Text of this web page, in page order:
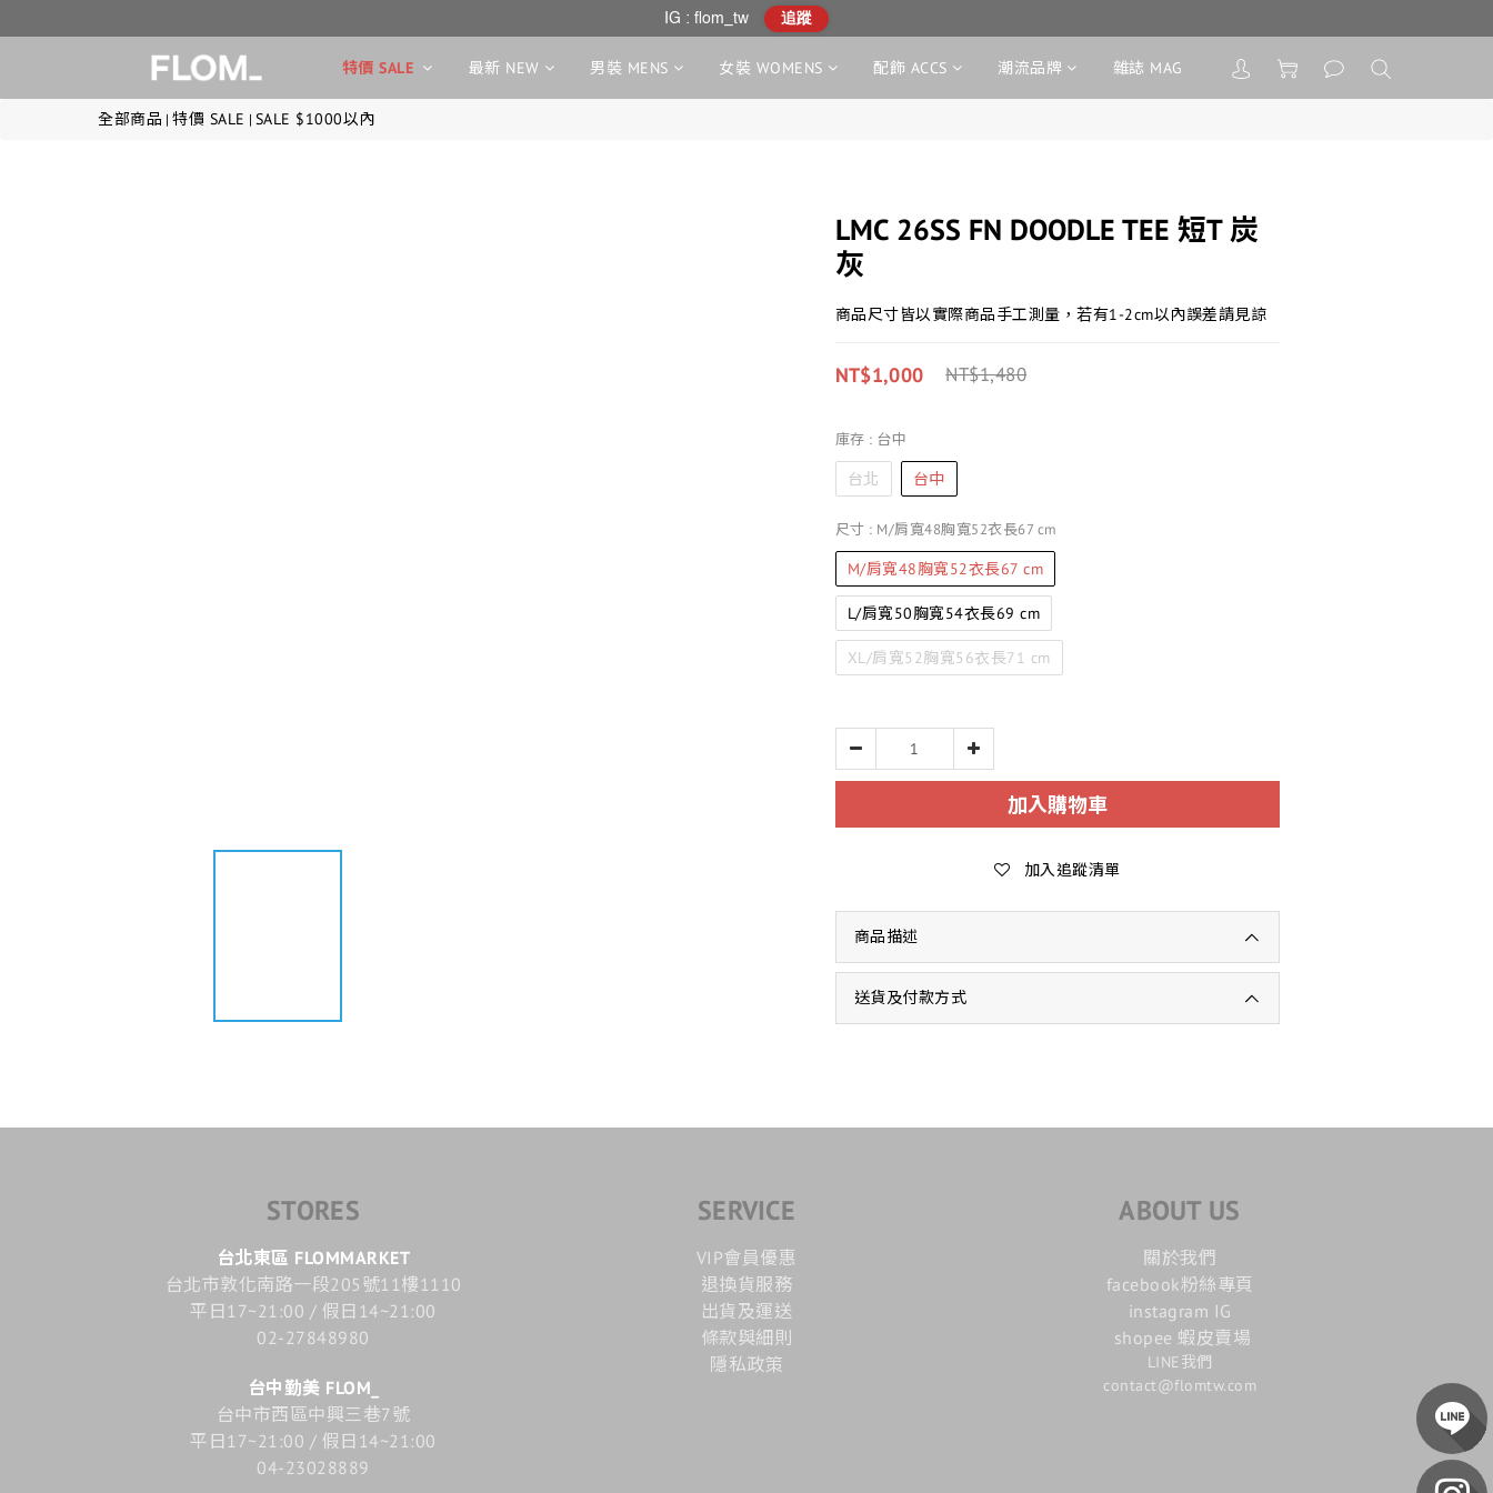
特價 SALE 最新 NEW 男裝 MENS 女裝 WOMENS 配飾 ACCS 潮流品牌 雜誌 MAG
全部商品 | 特價 SALE | SALE $1000以內
LMC 26SS FN DOODLE TEE 短T 炭
灰
商品尺寸皆以實際商品手工測量，若有1-2cm以內誤差請見諒
NT$1,000 NT$1,480
庫存 : 台中
台北 台中
尺寸 : M/肩寬48胸寬52衣長67 cm
M/肩寬48胸寬52衣長67 cm
L/肩寬50胸寬54衣長69 cm
XL/肩寬52胸寬56衣長71 cm
加入購物車
加入追蹤清單
商品描述
送貨及付款方式
STORES
台北東區 FLOMMARKET
台北市敦化南路一段205號11樓1110
平日17~21:00 / 假日14~21:00
02-27848980
台中勤美 FLOM_
台中市西區中興三巷7號
平日17~21:00 / 假日14~21:00
04-23028889
SERVICE
VIP會員優惠
退換貨服務
出貨及運送
條款與細則
隱私政策
ABOUT US
關於我們
facebook粉絲專頁
instagram IG
shopee 蝦皮賣場
LINE我們
contact@flomtw.com
IG : flom_tw 追蹤